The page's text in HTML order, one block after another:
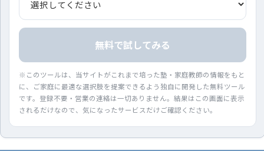
無料で試してみる
※このツールは、当サイトがこれまで培った塾・家庭教師の情報をもと
に、ご家庭に最適な選択肢を提案できるよう独自に開発した無料ツール
です。登録不要・営業の連絡は一切ありません。結果はこの画面に表示
されるだけなので、気になったサービスだけご確認ください。